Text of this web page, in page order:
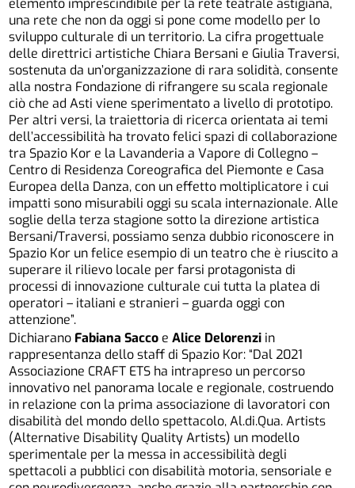
elemento imprescindibile per la rete teatrale astigiana,
una rete che non da oggi si pone come modello per lo
sviluppo culturale di un territorio. La cifra progettuale
delle direttrici artistiche Chiara Bersani e Giulia Traversi,
sostenuta da un’organizzazione di rara solidità, consente
alla nostra Fondazione di rifrangere su scala regionale
ciò che ad Asti viene sperimentato a livello di prototipo.
Per altri versi, la traiettoria di ricerca orientata ai temi
dell’accessibilità ha trovato felici spazi di collaborazione
tra Spazio Kor e la Lavanderia a Vapore di Collegno –
Centro di Residenza Coreografica del Piemonte e Casa
Europea della Danza, con un effetto moltiplicatore i cui
impatti sono misurabili oggi su scala internazionale. Alle
soglie della terza stagione sotto la direzione artistica
Bersani/Traversi, possiamo senza dubbio riconoscere in
Spazio Kor un felice esempio di un teatro che è riuscito a
superare il rilievo locale per farsi protagonista di
processi di innovazione culturale cui tutta la platea di
operatori – italiani e stranieri – guarda oggi con
attenzione”.
Dichiarano Fabiana Sacco eAlice Delorenzi in
rappresentanza dello staff di Spazio Kor: “Dal 2021
Associazione CRAFT ETS ha intrapreso un percorso
innovativo nel panorama locale e regionale, costruendo
in relazione con la prima associazione di lavoratori con
disabilità del mondo dello spettacolo, Al.di.Qua. Artists
(Alternative Disability Quality Artists) un modello
sperimentale per la messa in accessibilità degli
spettacoli a pubblici con disabilità motoria, sensoriale e